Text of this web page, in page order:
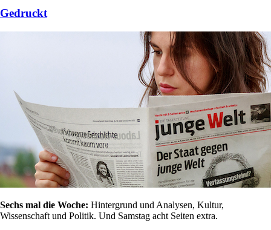
Gedruckt
Sechs mal die Woche: Hintergrund und Analysen, Kultur,
Wissenschaft und Politik. Und Samstag acht Seiten extra.